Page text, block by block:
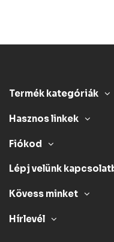
Termék kategóriák
Hasznos linkek
Fiókod
Lépj velünk
Kövess minket
Hírlevél